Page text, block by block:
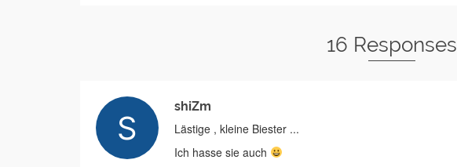
16 Responses
shiZm
Lästige , kleine Biester ...
Ich hasse sie auch